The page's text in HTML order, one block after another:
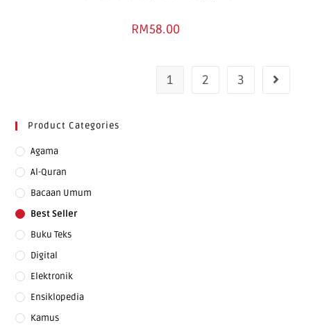
RM58.00
1 2 3
Product Categories
Agama
Al-Quran
Bacaan Umum
Best Seller
Buku Teks
Digital
Elektronik
Ensiklopedia
Kamus